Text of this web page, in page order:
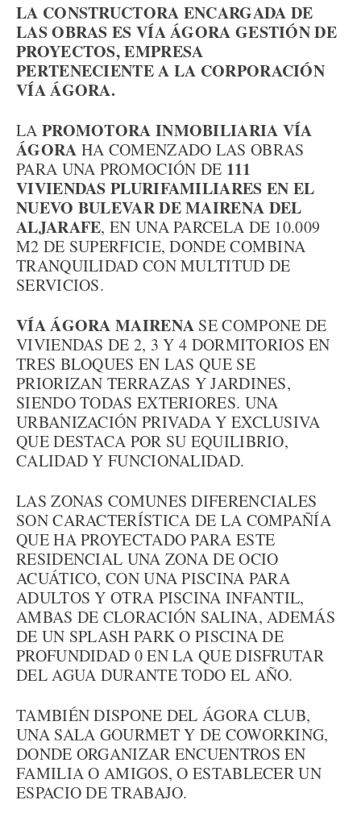
LA CONSTRUCTORA ENCARGADA DE
LAS OBRAS ES VÍA ÁGORA GESTIÓN DE
PROYECTOS, EMPRESA
PERTENECIENTE A LA CORPORACIÓN
VÍA ÁGORA.
LA PROMOTORA INMOBILIARIA VÍA
ÁGORA HA COMENZADO LAS OBRAS
PARA UNA PROMOCIÓN DE 111
VIVIENDAS PLURIFAMILIARES EN EL
NUEVO BULEVAR DE MAIRENA DEL
ALJARAFE, EN UNA PARCELA DE 10.009
M2 DE SUPERFICIE, DONDE COMBINA
TRANQUILIDAD CON MULTITUD DE
SERVICIOS.
VÍA ÁGORA MAIRENA SE COMPONE DE
VIVIENDAS DE 2, 3 Y 4 DORMITORIOS EN
TRES BLOQUES EN LAS QUE SE
PRIORIZAN TERRAZAS Y JARDINES,
SIENDO TODAS EXTERIORES. UNA
URBANIZACIÓN PRIVADA Y EXCLUSIVA
QUE DESTACA POR SU EQUILIBRIO,
CALIDAD Y FUNCIONALIDAD.
LAS ZONAS COMUNES DIFERENCIALES
SON CARACTERÍSTICA DE LA COMPAÑÍA
QUE HA PROYECTADO PARA ESTE
RESIDENCIAL UNA ZONA DE OCIO
ACUÁTICO, CON UNA PISCINA PARA
ADULTOS Y OTRA PISCINA INFANTIL,
AMBAS DE CLORACIÓN SALINA, ADEMÁS
DE UN SPLASH PARK O PISCINA DE
PROFUNDIDAD 0 EN LA QUE DISFRUTAR
DEL AGUA DURANTE TODO EL AÑO.
TAMBIÉN DISPONE DEL ÁGORA CLUB,
UNA SALA GOURMET Y DE COWORKING,
DONDE ORGANIZAR ENCUENTROS EN
FAMILIA O AMIGOS, O ESTABLECER UN
ESPACIO DE TRABAJO.